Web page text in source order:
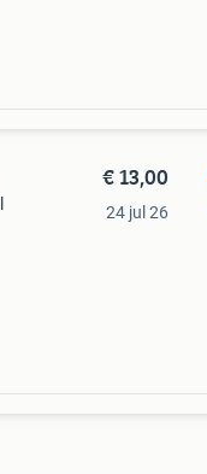
€ 13,00
24 jul 26